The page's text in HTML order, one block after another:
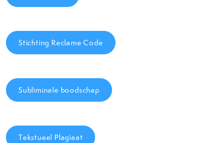
Stichting Reclame Code
Subliminale boodschap
Tekstueel Plagiaat